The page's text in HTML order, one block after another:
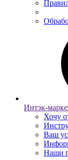
Интэк-
Хочу
Ваш
Наши